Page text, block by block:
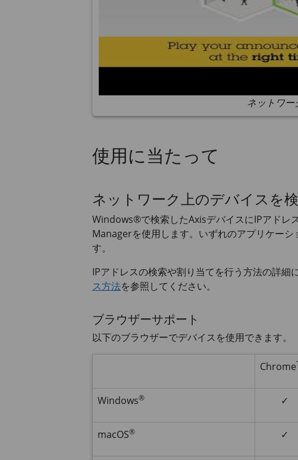
ネットワー
使用に当たって
ネットワーク上のデバイスを
Windows®で検索したAxisデバイスにIPアドレ
Managerを使用します。いずれのアプリケーシ
す。
IPアドレスの検索や割り当てを行う方法の詳細
ス⽅法を参照してください。
ブラウザーサポート
以下のブラウザーでデバイスを使用できます。
Chrome
Windows® ✓
macOS® ✓